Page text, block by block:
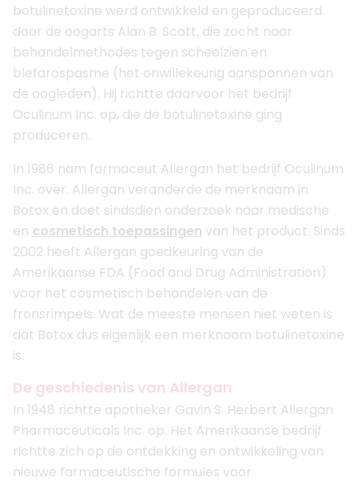
botulinetoxine werd ontwikkeld en geproduceerd
door de oogarts Alan B. Scott, die zocht naar
behandelmethodes tegen scheelzien en
blefarospasme (het onwillekeurig aanspannen van
de oogleden). Hij richtte daarvoor het bedrijf
Oculinum Inc. op, die de botulinetoxine ging
produceren.
In 1986 nam farmaceut Allergan het bedrijf Oculinum
Inc. over. Allergan veranderde de merknaam in
Botox en doet sindsdien onderzoek naar medische
en cosmetisch toepassingen van het product. Sinds
2002 heeft Allergan goedkeuring van de
Amerikaanse FDA (Food and Drug Administration)
voor het cosmetisch behandelen van de
fronsrimpels. Wat de meeste mensen niet weten is
dat Botox dus eigenlijk een merknaam botulinetoxine
is.
De geschiedenis van Allergan
In 1948 richtte apotheker Gavin S. Herbert Allergan
Pharmaceuticals Inc. op. Het Amerikaanse bedrijf
richtte zich op de ontdekking en ontwikkeling van
nieuwe farmaceutische formules voor